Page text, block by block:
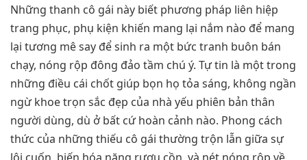
Những thanh cô gái này biết phương pháp liên hiệp
trang phục, phụ kiện khiến mang lại nắm nào để mang
lại tương mê say để sinh ra một bức tranh buôn bán
chạy, nóng rộp đông đảo tầm chú ý. Tự tin là một trong
những điều cái chốt giúp bọn họ tỏa sáng, không ngần
ngừ khoe trọn sắc đẹp của nhà yếu phiên bản thân
người dùng, dù ở bất cứ hoàn cảnh nào. Phong cách
thức của những thiếu cô gái thường trộn lẫn giữa sự